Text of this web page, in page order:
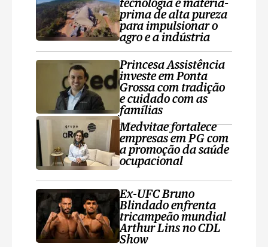
tecnologia e matéria-
prima de alta pureza
para impulsionar o
agro e a indústria
Princesa Assistência
investe em Ponta
Grossa com tradição
e cuidado com as
famílias
Medvitae fortalece
empresas em PG com
a promoção da saúde
ocupacional
Ex-UFC Bruno
Blindado enfrenta
tricampeão mundial
Arthur Lins no CDL
Show